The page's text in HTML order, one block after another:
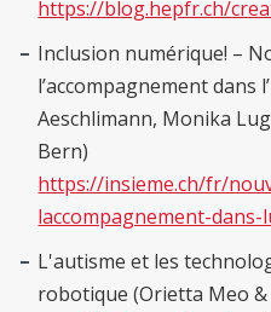
https://blog.hepfr.ch/
Inclusion numérique! –
l’accompagnement dans
Aeschlimann, Monika
Bern)
https://insieme.ch/fr/
laccompagnement-
L'autisme et les
robotique (Orietta Meo